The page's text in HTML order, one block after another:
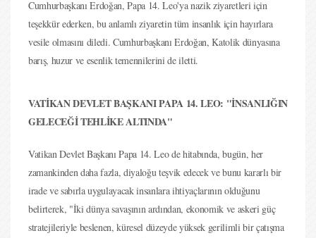
Cumhurbaşkanı Erdoğan, Papa 14. Leo'ya nazik ziyaretleri için
teşekkür ederken, bu anlamlı ziyaretin tüm insanlık için hayırlara
vesile olmasını diledi. Cumhurbaşkanı Erdoğan, Katolik dünyasına
barış, huzur ve esenlik temennilerini de iletti.
VATİKAN DEVLET BAŞKANI PAPA 14. LEO: "İNSANLIĞIN
GELECEĞİ TEHLİKE ALTINDA"
Vatikan Devlet Başkanı Papa 14. Leo de hitabında, bugün, her
zamankinden daha fazla, diyaloğu teşvik edecek ve bunu kararlı bir
irade ve sabırla uygulayacak insanlara ihtiyaçlarının olduğunu
belirterek, "İki dünya savaşının ardından, ekonomik ve askeri güç
stratejileriyle beslenen, küresel düzeyde yüksek gerilimli bir çatışma